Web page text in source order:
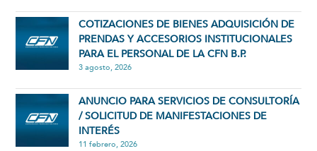
COTIZACIONES DE BIENES ADQUISICIÓN DE
PRENDAS Y ACCESORIOS INSTITUCIONALES
PARA EL PERSONAL DE LA CFN B.P.
3 agosto, 2026
ANUNCIO PARA SERVICIOS DE CONSULTORÍA
/ SOLICITUD DE MANIFESTACIONES DE
INTERÉS
11 febrero, 2026